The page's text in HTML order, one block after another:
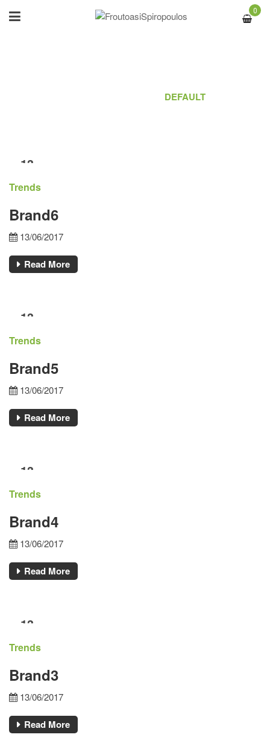
0
DEFAULT
13
Trends
Brand6
13/06/2017
Read More
13
Trends
Brand5
13/06/2017
Read More
13
Trends
Brand4
13/06/2017
Read More
13
Trends
Brand3
13/06/2017
Read More